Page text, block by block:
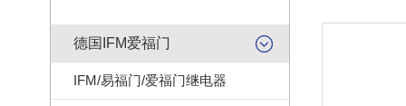
德国IFM爱福门
IFM/易福门/爱福门继电器